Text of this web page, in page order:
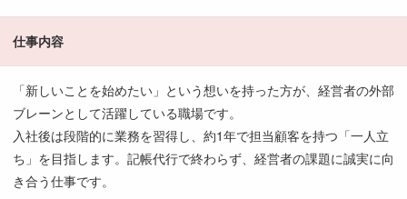
仕事内容
「新しいことを始めたい」という想いを持った方が、経営者の外部
ブレーンとして活躍している職場です。
入社後は段階的に業務を習得し、約1年で担当顧客を持つ「一人立
ち」を目指します。記帳代行で終わらず、経営者の課題に誠実に向
き合う仕事です。